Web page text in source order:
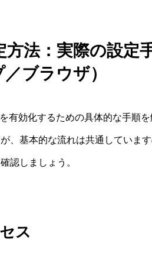
法：実際の設定
／ブラウザ）
有効化するための具体的な手順
、基本的な流れは共通していま
認しましょう。
ス